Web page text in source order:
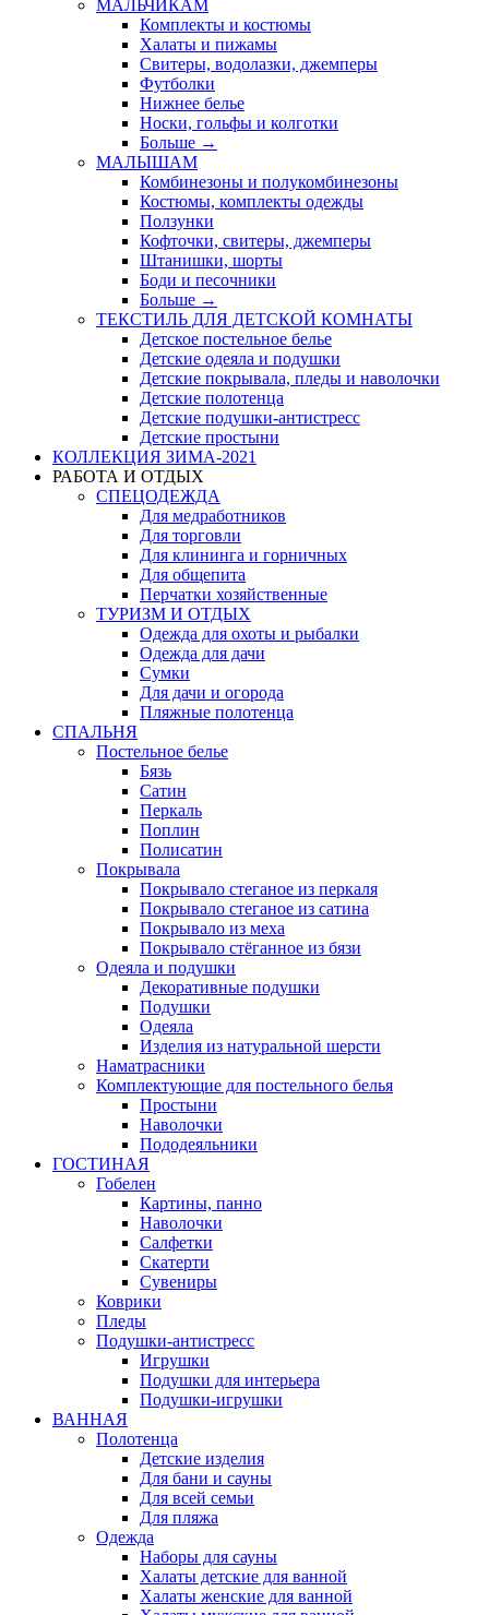
МАЛЬЧИКАМ
Комплекты и костюмы
Халаты и пижамы
Свитеры, водолазки, джемперы
Футболки
Нижнее белье
Носки, гольфы и колготки
Больше →
МАЛЫШАМ
Комбинезоны и полукомбинезоны
Костюмы, комплекты одежды
Ползунки
Кофточки, свитеры, джемперы
Штанишки, шорты
Боди и песочники
Больше →
ТЕКСТИЛЬ ДЛЯ ДЕТСКОЙ КОМНАТЫ
Детское постельное белье
Детские одеяла и подушки
Детские покрывала, пледы и наволочки
Детские полотенца
Детские подушки-антистресс
Детские простыни
КОЛЛЕКЦИЯ ЗИМА-2021
РАБОТА И ОТДЫХ
СПЕЦОДЕЖДА
Для медработников
Для торговли
Для клининга и горничных
Для общепита
Перчатки хозяйственные
ТУРИЗМ И ОТДЫХ
Одежда для охоты и рыбалки
Одежда для дачи
Сумки
Для дачи и огорода
Пляжные полотенца
СПАЛЬНЯ
Постельное белье
Бязь
Сатин
Перкаль
Поплин
Полисатин
Покрывала
Покрывало стеганое из перкаля
Покрывало стеганое из сатина
Покрывало из меха
Покрывало стёганное из бязи
Одеяла и подушки
Декоративные подушки
Подушки
Одеяла
Изделия из натуральной шерсти
Наматраcники
Комплектующие для постельного белья
Простыни
Наволочки
Пододеяльники
ГОСТИНАЯ
Гобелен
Картины, панно
Наволочки
Салфетки
Скатерти
Сувениры
Коврики
Пледы
Подушки-антистресс
Игрушки
Подушки для интерьера
Подушки-игрушки
ВАННАЯ
Полотенца
Детские изделия
Для бани и сауны
Для всей семьи
Для пляжа
Одежда
Наборы для сауны
Халаты детские для ванной
Халаты женские для ванной